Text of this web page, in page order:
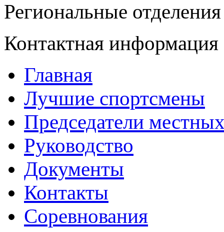
Региональные отделения
Контактная информация
Главная
Лучшие спортсмены
Председатели
Руководство
Документы
Контакты
Соревнования